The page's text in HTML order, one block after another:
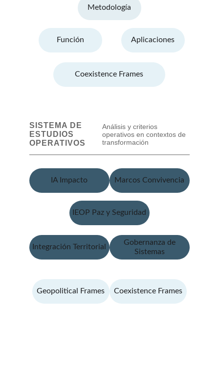
Metodología
Aplicaciones
Coexistence Frames
Función
Marcos Convivencia
IA Impacto
Geopolitical Frames Coexistence Frames
IEOP Paz y Seguridad
Gobernanza de
Sistemas
Integración Territorial